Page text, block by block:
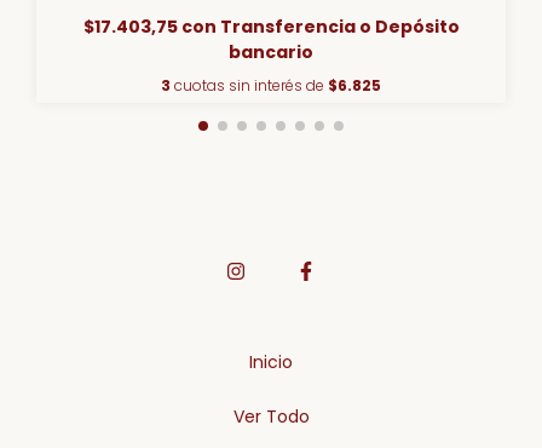
$17.403,75 con Transferencia o Depósito
bancario
3 cuotas sin interés de $6.825
Inicio
Ver Todo